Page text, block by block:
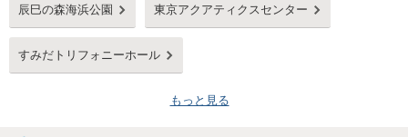
辰巳の森海浜公園 東京アクアティクスセンター
すみだトリフォニーホール
もっと見る